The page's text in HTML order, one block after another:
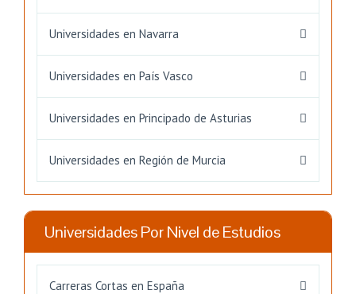
Universidades en Navarra
Universidades en País Vasco
Universidades en Principado de Asturias
Universidades en Región de Murcia
Universidades Por Nivel de Estudios
Carreras Cortas en España